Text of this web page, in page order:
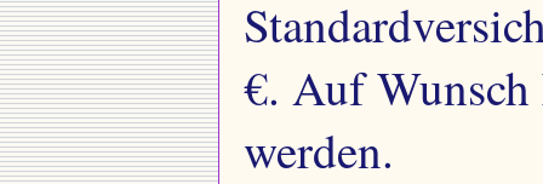
€. Auf Wunsch
werden.